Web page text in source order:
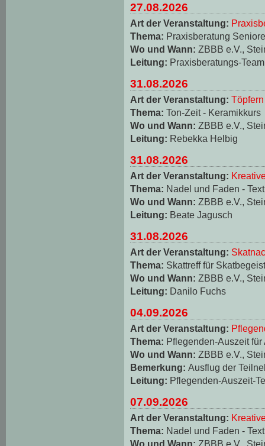
27.08.2026
Art der Veranstaltung:
Thema: Praxisberatung
Wo und Wann: ZBBB e.V.,
Leitung: Praxisberatungs-Team
31.08.2026
Art der Veranstaltung: Töpfern
Thema: Ton-Zeit - Keramikkurs
Wo und Wann: ZBBB e.V.,
Leitung: Rebekka Helbig
31.08.2026
Art der Veranstaltung:
Thema: Nadel und Faden -
Wo und Wann: ZBBB e.V.,
Leitung: Beate Jagusch
31.08.2026
Art der Veranstaltung:
Thema: Skattreff für
Wo und Wann: ZBBB e.V.,
Leitung: Danilo Fuchs
04.09.2026
Art der Veranstaltung:
Thema: Pflegenden-Auszeit
Wo und Wann: ZBBB e.V.,
Bemerkung: Ausflug der
Leitung: Pflegenden-Auszeit-
07.09.2026
Art der Veranstaltung:
Thema: Nadel und Faden -
Wo und Wann: ZBBB e.V.,